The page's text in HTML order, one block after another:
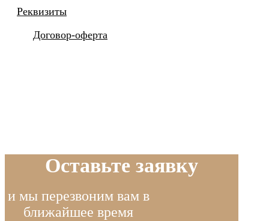
Реквизиты
Договор-оферта
Оставьте заявку
и мы перезвоним вам в
ближайшее время